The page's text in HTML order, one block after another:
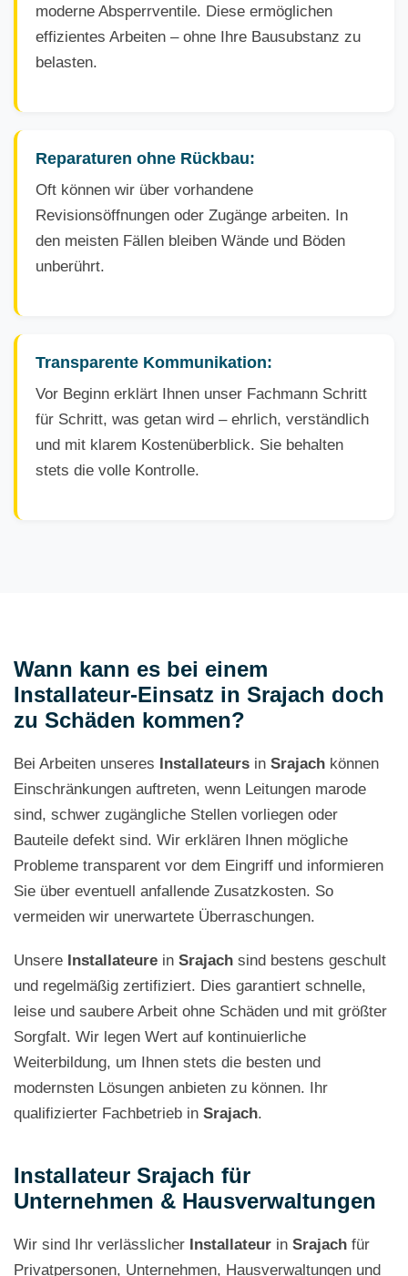
moderne Absperrventile. Diese ermöglichen
effizientes Arbeiten – ohne Ihre Bausubstanz zu
belasten.
Reparaturen ohne Rückbau:
Oft können wir über vorhandene
Revisionsöffnungen oder Zugänge arbeiten. In
den meisten Fällen bleiben Wände und Böden
unberührt.
Transparente Kommunikation:
Vor Beginn erklärt Ihnen unser Fachmann Schritt
für Schritt, was getan wird – ehrlich, verständlich
und mit klarem Kostenüberblick. Sie behalten
stets die volle Kontrolle.
Wann kann es bei einem
Installateur-Einsatz in Srajach doch
zu Schäden kommen?
Bei Arbeiten unseres Installateurs in Srajach können
Einschränkungen auftreten, wenn Leitungen marode
sind, schwer zugängliche Stellen vorliegen oder
Bauteile defekt sind. Wir erklären Ihnen mögliche
Probleme transparent vor dem Eingriff und informieren
Sie über eventuell anfallende Zusatzkosten. So
vermeiden wir unerwartete Überraschungen.
Unsere Installateure in Srajach sind bestens geschult
und regelmäßig zertifiziert. Dies garantiert schnelle,
leise und saubere Arbeit ohne Schäden und mit größter
Sorgfalt. Wir legen Wert auf kontinuierliche
Weiterbildung, um Ihnen stets die besten und
modernsten Lösungen anbieten zu können. Ihr
qualifizierter Fachbetrieb in Srajach.
Installateur Srajach für
Unternehmen & Hausverwaltungen
Wir sind Ihr verlässlicher Installateur in Srajach für
Privatpersonen, Unternehmen, Hausverwaltungen und